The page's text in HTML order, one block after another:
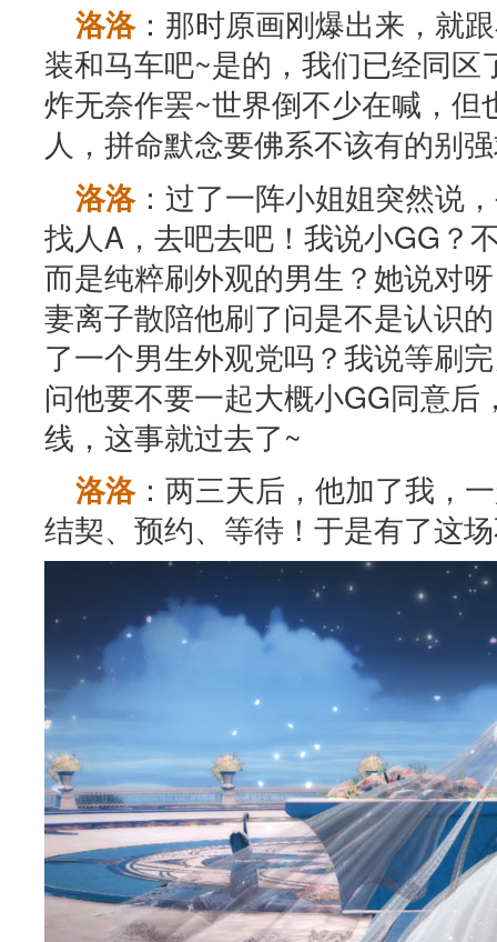
洛洛：那时原画刚爆出来，就
装和马车吧~是的，我们已经同区
炸无奈作罢~世界倒不少在喊，但
人，拼命默念要佛系不该有的别
洛洛：过了一阵小姐姐突然说
找人A，去吧去吧！我说小GG？
而是纯粹刷外观的男生？她说对
妻离子散陪他刷了问是不是认识
了一个男生外观党吗？我说等刷
问他要不要一起大概小GG同意后
线，这事就过去了~
洛洛：两三天后，他加了我，
结契、预约、等待！于是有了这